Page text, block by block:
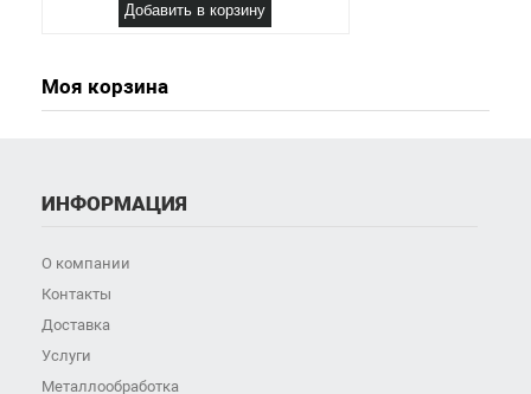
Добавить в корзину
Моя корзина
ИНФОРМАЦИЯ
О компании
Контакты
Доставка
Услуги
Металлообработка